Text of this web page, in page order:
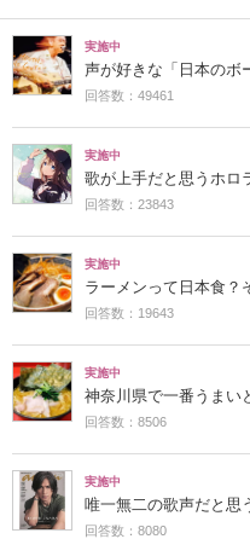
実施中
声が好きな「日本のボ
回答数：49461
実施中
歌が上手だと思うホロ
回答数：23843
実施中
ラーメンって日本食？
回答数：19643
実施中
神奈川県で一番うまい
回答数：8506
実施中
唯一無二の歌声だと思
回答数：8080